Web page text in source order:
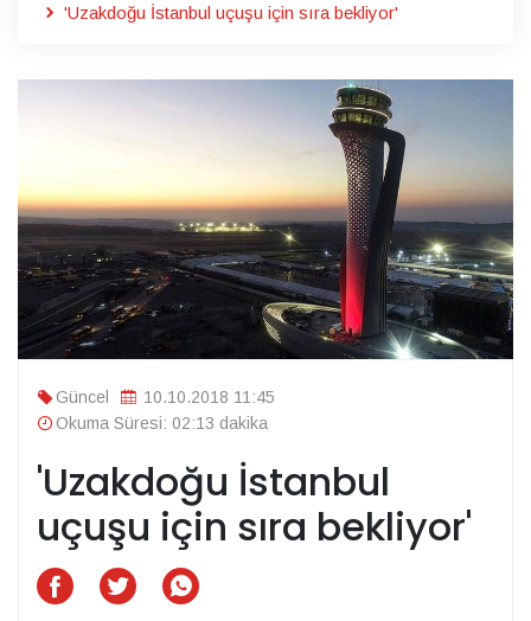
'Uzakdoğu İstanbul uçuşu için sıra bekliyor'
Güncel
10.10.2018 11:45
Okuma Süresi: 02:13 dakika
'Uzakdoğu İstanbul
uçuşu için sıra bekliyor'